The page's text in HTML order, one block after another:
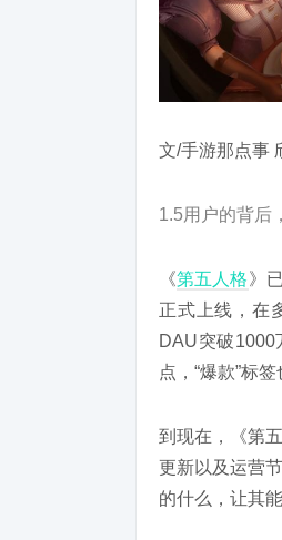
文/手游那点事
1.5用户的背后
《第五人格》
正式上线，在
DAU突破
点，“爆款”标
到现在，《第
更新以及运营
的什么，让其